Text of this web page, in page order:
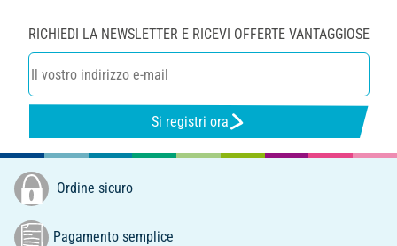
RICHIEDI LA NEWSLETTER E RICEVI OFFERTE VANTAGGIOSE
Si registri ora
Ordine sicuro
Pagamento semplice